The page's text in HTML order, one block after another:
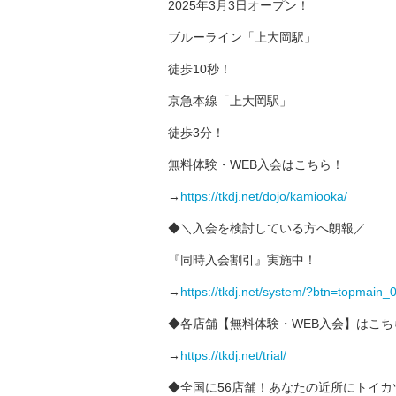
2025年3月3日オープン！
ブルーライン「上大岡駅」
徒歩10秒！
京急本線「上大岡駅」
徒歩3分！
無料体験・WEB入会はこちら！
→ https://tkdj.net/dojo/kamiooka/
◆＼入会を検討している方へ朗報／
『同時入会割引』実施中！
→ https://tkdj.net/system/
◆各店舗【無料体験・WEB入会】はこち
→ https://tkdj.net/trial/
◆全国に56店舗！あなたの近所にトイカ